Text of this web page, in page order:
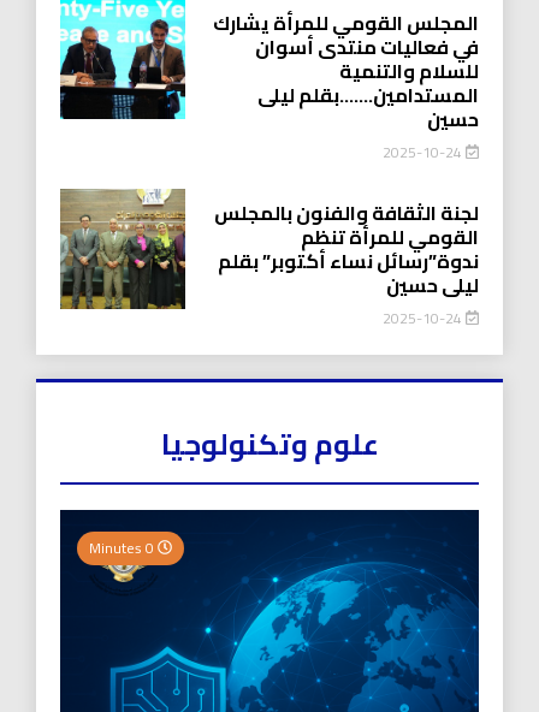
المجلس القومي للمرأة يشارك
في فعاليات منتدى أسوان
للسلام والتنمية
المستدامين…….بقلم ليلى
حسين
2025-10-24
لجنة الثقافة والفنون بالمجلس
القومي للمرأة تنظم
ندوة”رسائل نساء أكتوبر” بقلم
ليلى حسين
2025-10-24
علوم وتكنولوجيا